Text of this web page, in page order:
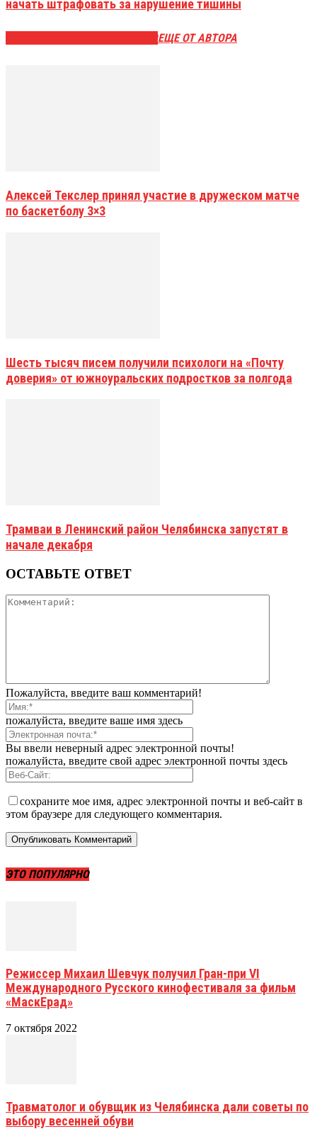
начать штрафовать за нарушение тишины
ЕЩЕ ОТ АВТОРА
Алексей Текслер принял участие в дружеском матче
по баскетболу 3×3
Шесть тысяч писем получили психологи на «Почту
доверия» от южноуральских подростков за полгода
Трамваи в Ленинский район Челябинска запустят в
начале декабря
ОСТАВЬТЕ ОТВЕТ
Пожалуйста, введите ваш комментарий!
пожалуйста, введите ваше имя здесь
Вы ввели неверный адрес электронной почты!
пожалуйста, введите свой адрес электронной почты здесь
сохраните мое имя, адрес электронной почты и веб-сайт в
этом браузере для следующего комментария.
ЭТО ПОПУЛЯРНО
Режиссер Михаил Шевчук получил Гран-при VI
Международного Русского кинофестиваля за фильм
«МаскЕрад»
7 октября 2022
Травматолог и обувщик из Челябинска дали советы по
выбору весенней обуви